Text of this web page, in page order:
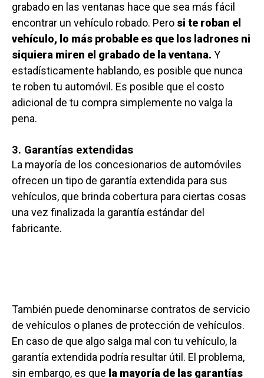
grabado en las ventanas hace que sea más fácil
encontrar un vehículo robado. Pero si te roban el
vehículo, lo más probable es que los ladrones ni
siquiera miren el grabado de la ventana. Y
estadísticamente hablando, es posible que nunca
te roben tu automóvil. Es posible que el costo
adicional de tu compra simplemente no valga la
pena.
3. Garantías extendidas
La mayoría de los concesionarios de automóviles
ofrecen un tipo de garantía extendida para sus
vehículos, que brinda cobertura para ciertas cosas
una vez finalizada la garantía estándar del
fabricante.
También puede denominarse contratos de servicio
de vehículos o planes de protección de vehículos.
En caso de que algo salga mal con tu vehículo, la
garantía extendida podría resultar útil. El problema,
sin embargo, es que la mayoría de las garantías